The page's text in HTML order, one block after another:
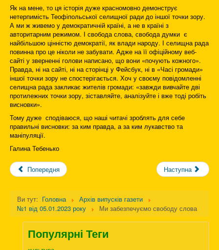
Як на мене, то ця історія дуже красномовно демонструє
нетерпимість Теофіпольської селищної ради до іншої точки зору.
А ми ж живемо у демократичній країні, а не в країні з
авторитарним режимом. І свобода слова, свобода думки є
найбільшою цінністю демократії, як влади народу. І селищна рада
повинна про це ніколи не забувати. Адже на її офіційному веб-
сайті у зверненні голови написано, що вони «почують кожного».
Правда, ні на сайті, ні на сторінці у Фейсбук, ні в «Часі громади»
іншої точки зору не спостерігається. Хоч у своєму повідомленні
селищна рада закликає жителів громади: «завжди вивчайте дві
протилежних точки зору, зіставляйте, аналізуйте і вже тоді робіть
висновки».
Тому дуже сподіваюся, що наші читачі зроблять для себе
правильні висновки: за ким правда, а за ким лукавство та
маніпуляції.
Галина Тебенько
Попередня Наступна
Ви тут: Головна
Архів випусків газети
№1 від 05.01.2023 року
Ми забезпечуємо свободу слова
Популярні Теги